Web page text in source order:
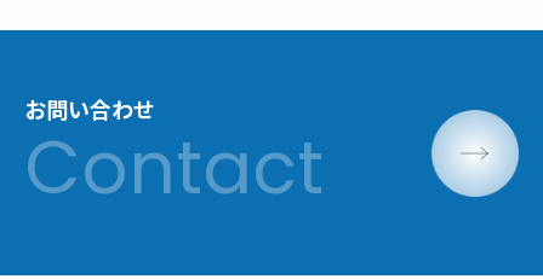
お問い合わせ